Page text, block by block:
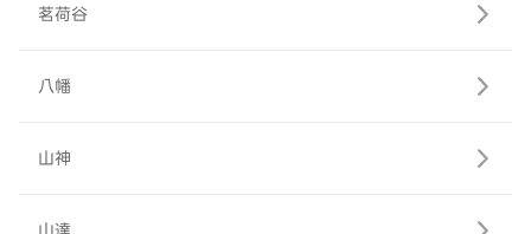
茗荷谷
八幡
山神